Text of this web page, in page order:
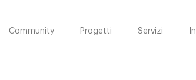
Community Progetti Servizi